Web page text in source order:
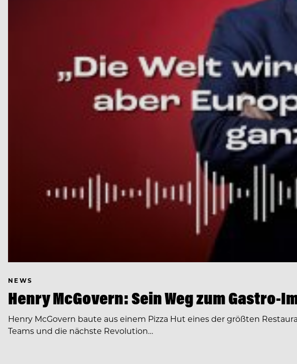
NEWS
Henry McGovern: Sein Weg zum
Henry McGovern baute aus einem Pizza Hut eines der größten
Teams und die nächste Revolution…